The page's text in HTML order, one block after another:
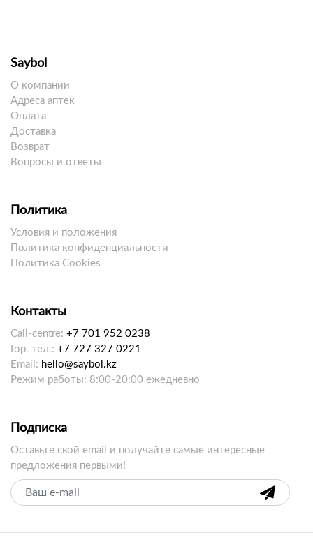
Saybol
О компании
Адреса аптек
Оплата
Доставка
Возврат
Вопросы и ответы
Политика
Условия и положения
Политика конфиденциальности
Политика Cookies
Контакты
Call-centre: +7 701 952 0238
Гор. тел.: +7 727 327 0221
Email: hello@saybol.kz
Режим работы: 8:00-20:00 ежедневно
Подписка
Оставьте свой email и получайте самые интересные
предложения первыми!